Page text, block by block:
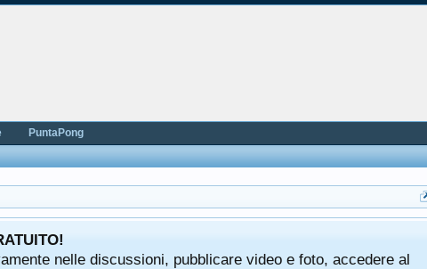
nelle discussioni, pubblicare video e foto, accedere al
PuntaPong